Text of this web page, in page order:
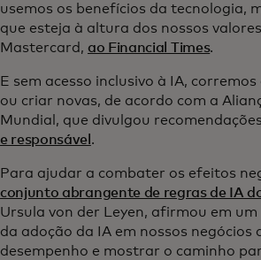
usemos os benefícios da tecnologia,
que esteja à altura dos nossos
Mastercard, ao Financial Times.
E sem acesso inclusivo à IA,
ou criar novas, de acordo com a
Mundial, que divulgou
e responsável .
Para ajudar a combater os efeitos
conjunto abrangente de regras de IA
Ursula von der Leyen, afirmou em
da adoção da IA em nossos
desempenho e mostrar o caminho